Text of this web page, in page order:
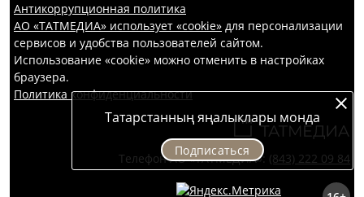
Татарстанның яңалыклары монда
Подписаться
Антикоррупционная политика
АО «ТАТМЕДИА» использует «cookie» для персонализации
сервисов и удобства пользователей сайтом.
Использование «cookie» можно отменить в настройках
браузера.
Политика конфиденциальности
Телефон АО «ТАТМЕДИА»: (843) 222 09 84